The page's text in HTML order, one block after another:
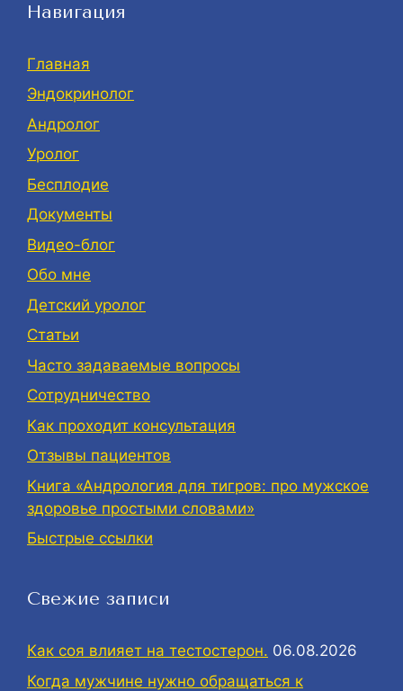
Навигация
Главная
Эндокринолог
Андролог
Уролог
Бесплодие
Документы
Видео-блог
Обо мне
Детский уролог
Статьи
Часто задаваемые вопросы
Сотрудничество
Как проходит консультация
Отзывы пациентов
Книга «Андрология для тигров: про мужское
здоровье простыми словами»
Быстрые ссылки
Свежие записи
Как соя влияет на тестостерон. 06.08.2026
Когда мужчине нужно обращаться к